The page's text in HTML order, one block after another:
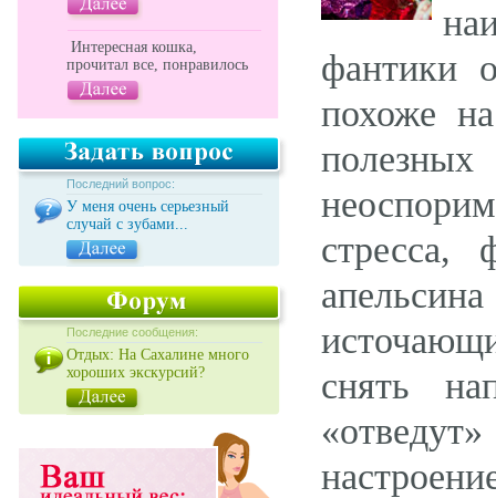
Интересная кошка,
прочитал все, понравилось
Последний вопрос:
У меня очень серьезный
случай с зубами...
Последние сообщения:
Отдых: На Сахалине много
хороших экскурсий?
фантики
похоже
стресса,
снять